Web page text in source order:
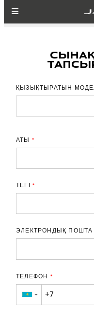
СЫНАҚ
ҚЫЗЫҚТЫРАТЫН
АТЫ *
ТЕГІ *
ЭЛЕКТРОНДЫҚ ПОШТА
ТЕЛЕФОН *
▼